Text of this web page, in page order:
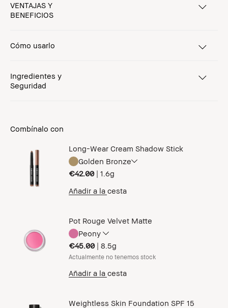
VENTAJAS Y
BENEFICIOS
Cómo usarlo
Ingredientes y
Seguridad
Combínalo con
Long-Wear Cream Shadow Stick
Golden Bronze
€42.00 | 1.6g
Añadir a la cesta
Pot Rouge Velvet Matte
Peony
€45.00 | 8.5g
Actualmente no tenemos stock
Añadir a la cesta
Weightless Skin Foundation SPF 15